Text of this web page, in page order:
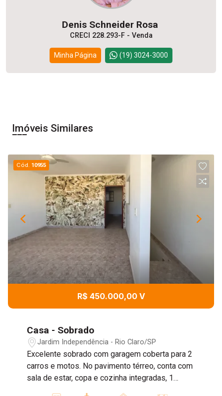
Denis Schneider Rosa
CRECI 228.293-F - Venda
Minha Página (19) 3024-3000
Imóveis Similares
Cód. 10955
R$ 450.000,00 V
Casa - Sobrado
Jardim Independência - Rio Claro/SP
Excelente sobrado com garagem coberta para 2
carros e motos. No pavimento térreo, conta com
sala de estar, copa e cozinha integradas, 1